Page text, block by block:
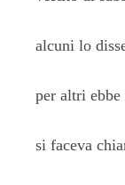
alcuni lo
per altri
si faceva